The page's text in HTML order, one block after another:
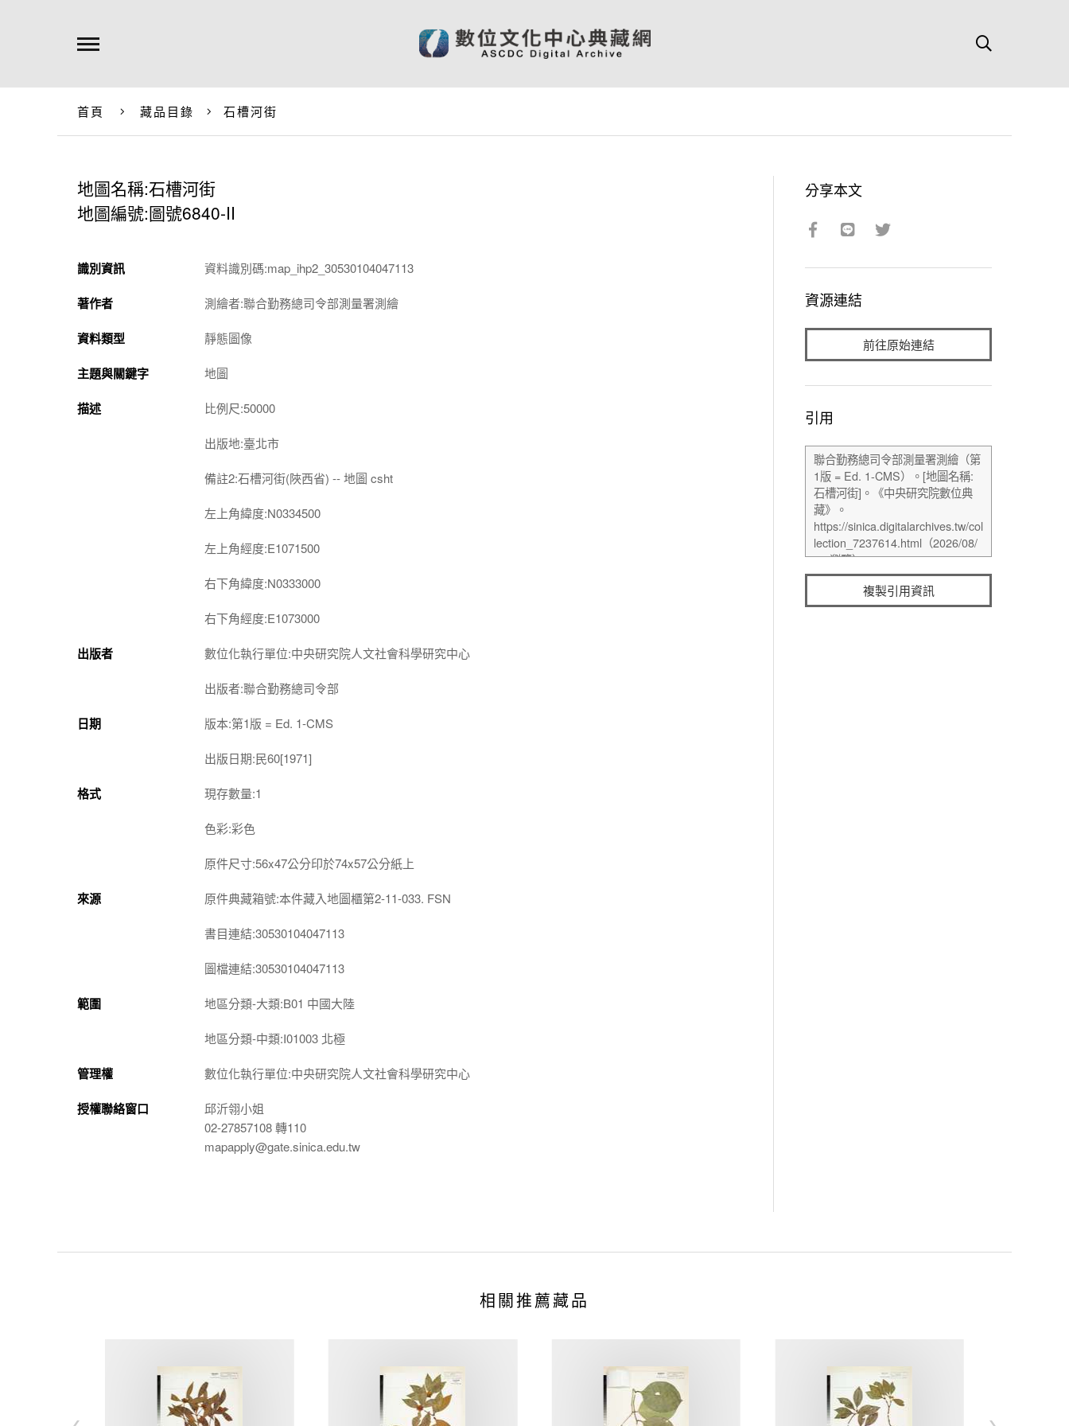
首頁 藏品目錄 石槽河街
地圖名稱:石槽河街
地圖編號:圖號6840-II
識別資訊 資料識別碼:map_ihp2_30530104047113
著作者 測繪者:聯合勤務總司令部測量署測繪
資料類型 靜態圖像
主題與關鍵字 地圖
描述 比例尺:50000
出版地:臺北市
備註2:石槽河街(陜西省) -- 地圖 csht
左上角緯度:N0334500
左上角經度:E1071500
右下角緯度:N0333000
右下角經度:E1073000
出版者 數位化執行單位:中央研究院人文社會科學研究中心
出版者:聯合勤務總司令部
日期 版本:第1版 = Ed. 1-CMS
出版日期:民60[1971]
格式 現存數量:1
色彩:彩色
原件尺寸:56x47公分印於74x57公分紙上
來源 原件典藏箱號:本件藏入地圖櫃第2-11-033. FSN
書目連結:30530104047113
圖檔連結:30530104047113
範圍 地區分類-大類:B01 中國大陸
地區分類-中類:I01003 北極
管理權 數位化執行單位:中央研究院人文社會科學研究中心
授權聯絡窗口
邱沂翎小姐
02-27857108 轉110
mapapply@gate.sinica.edu.tw
分享本文
資源連結
前往原始連結
引用
複製引用資訊
相關推薦藏品